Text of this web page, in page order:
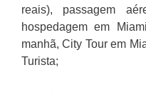
reais), passagem
hospedagem em
manhã, City Tour em
Turista;